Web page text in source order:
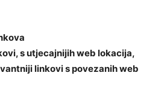
s utjecajnijih web lokacija,
linkovi s povezanih web